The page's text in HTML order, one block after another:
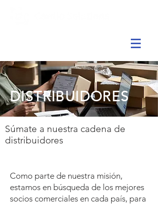
DISTRIBUIDORES
Súmate a nuestra cadena de
distribuidores
Como parte de nuestra misión,
estamos en búsqueda de los mejores
socios comerciales en cada país, para